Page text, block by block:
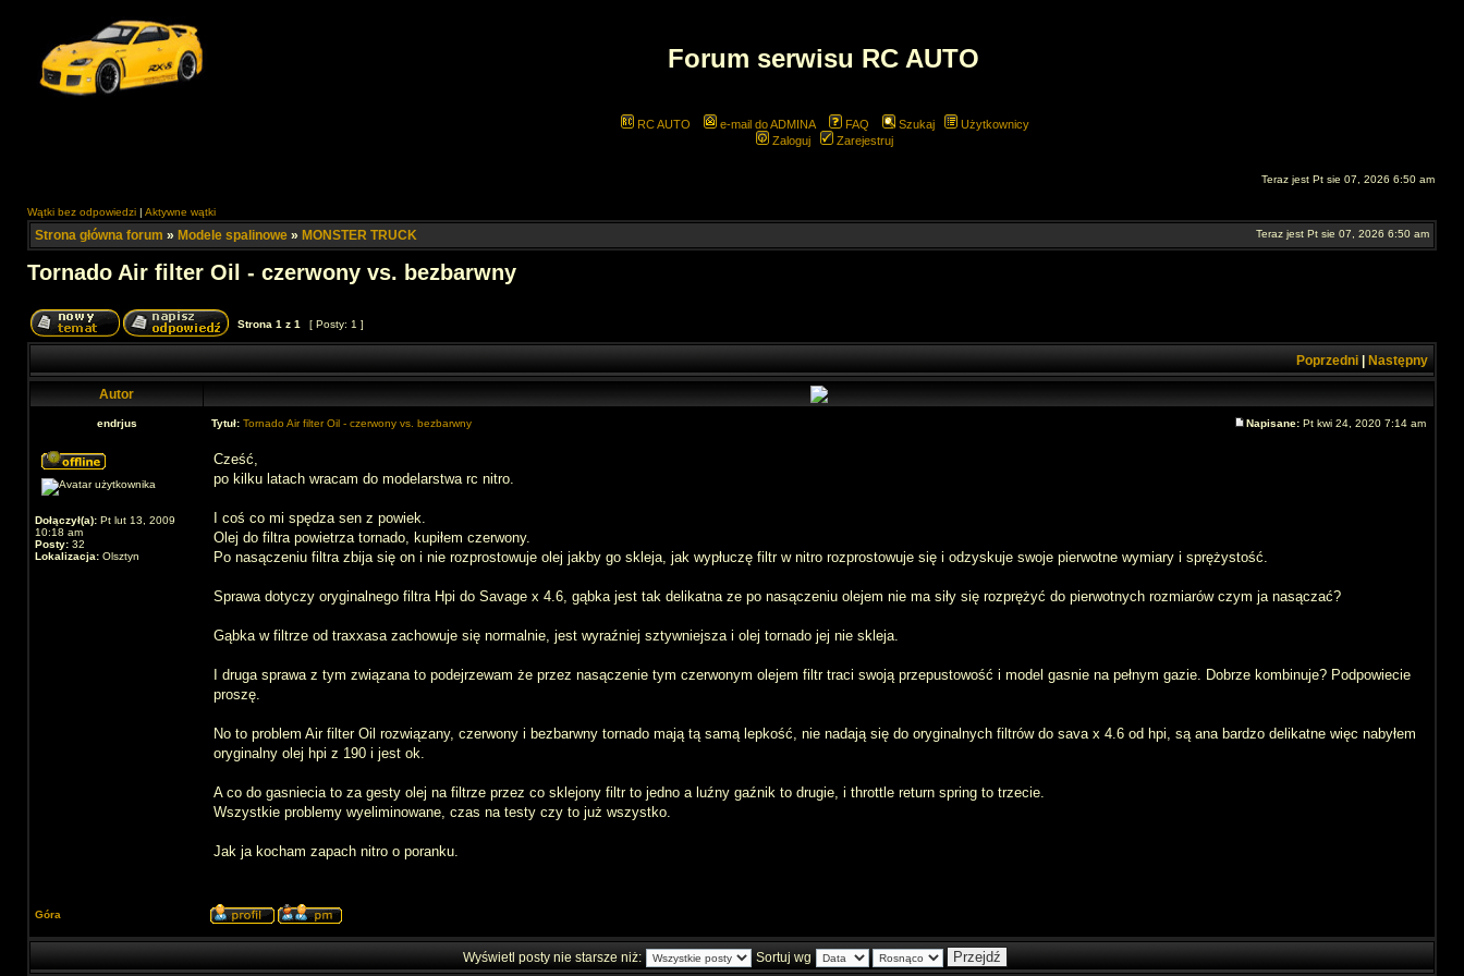
Forum serwisu RC AUTO
RC AUTO e-mail do ADMINA FAQ Szukaj
Użytkownicy
Zaloguj
Zarejestruj
Teraz jest Pt sie 07, 2026 6:50 am
Wątki bez odpowiedzi | Aktywne wątki
Strona główna forum » Modele spalinowe » MONSTER TRUCK Teraz jest Pt sie 07, 2026 6:50 am
Tornado Air filter Oil - czerwony vs. bezbarwny
Strona 1 z 1 [ Posty: 1 ]
Poprzedni Następny
Autor
endrjus Tytuł: Tornado Air filter Oil - czerwony vs. bezbarwny Napisane: Pt kwi 24, 2020 7:14 am
Dołączył(a): Pt lut 13, 2009
10:18 am
Posty: 32
Lokalizacja: Olsztyn
Cześć,
po kilku latach wracam do modelarstwa rc nitro.
I coś co mi spędza sen z powiek.
Olej do filtra powietrza tornado, kupiłem czerwony.
Po nasączeniu filtra zbija się on i nie rozprostowuje olej jakby go skleja, jak wypłuczę filtr w nitro rozprostowuje się i odzyskuje swoje pierwotne wymiary i sprężystość.
Sprawa dotyczy oryginalnego filtra Hpi do Savage x 4.6, gąbka jest tak delikatna ze po nasączeniu olejem nie ma siły się rozprężyć do pierwotnych rozmiarów czym ja nasączać?
Gąbka w filtrze od traxxasa zachowuje się normalnie, jest wyraźniej sztywniejsza i olej tornado jej nie skleja.
I druga sprawa z tym związana to podejrzewam że przez nasączenie tym czerwonym olejem filtr traci swoją przepustowość i model gasnie na pełnym gazie. Dobrze kombinuje? Podpowiecie
proszę.
No to problem Air filter Oil rozwiązany, czerwony i bezbarwny tornado mają tą samą lepkość, nie nadają się do oryginalnych filtrów do sava x 4.6 od hpi, są ana bardzo delikatne więc nabyłem
oryginalny olej hpi z 190 i jest ok.
A co do gasniecia to za gesty olej na filtrze przez co sklejony filtr to jedno a luźny gaźnik to drugie, i throttle return spring to trzecie.
Wszystkie problemy wyeliminowane, czas na testy czy to już wszystko.
Jak ja kocham zapach nitro o poranku.
Góra
Wyświetl posty nie starsze niż: Sortuj wg